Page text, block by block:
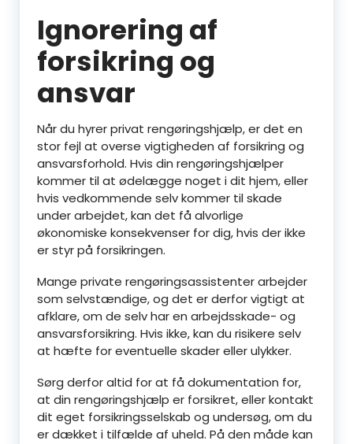
Ignorering af
forsikring og
ansvar
Når du hyrer privat rengøringshjælp, er det en
stor fejl at overse vigtigheden af forsikring og
ansvarsforhold. Hvis din rengøringshjælper
kommer til at ødelægge noget i dit hjem, eller
hvis vedkommende selv kommer til skade
under arbejdet, kan det få alvorlige
økonomiske konsekvenser for dig, hvis der ikke
er styr på forsikringen.
Mange private rengøringsassistenter arbejder
som selvstændige, og det er derfor vigtigt at
afklare, om de selv har en arbejdsskade- og
ansvarsforsikring. Hvis ikke, kan du risikere selv
at hæfte for eventuelle skader eller ulykker.
Sørg derfor altid for at få dokumentation for,
at din rengøringshjælp er forsikret, eller kontakt
dit eget forsikringsselskab og undersøg, om du
er dækket i tilfælde af uheld. På den måde kan